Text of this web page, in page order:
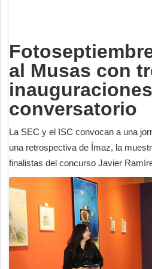
al Musas con
conversatorio
La SEC y el ISC convocan a una
una retrospectiva de Ímaz, la
finalistas del concurso Javier